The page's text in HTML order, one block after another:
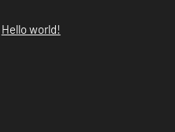
Hello world!